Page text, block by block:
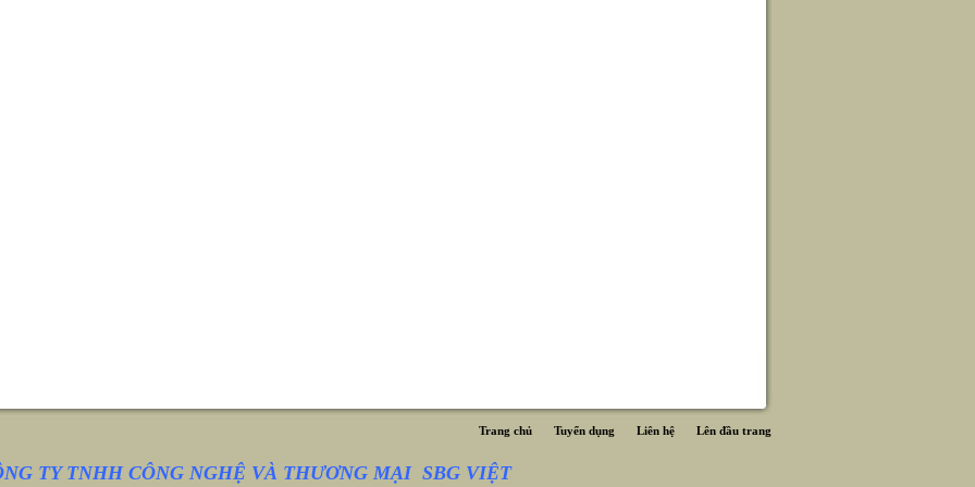
Trang chủ Tuyển dụng Liên hệ Lên đầu trang
TY TNHH CÔNG NGHỆ VÀ THƯƠNG MẠI SBG VIỆT